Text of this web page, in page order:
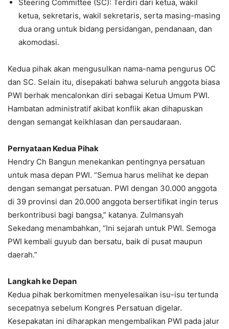
Steering Committee (SC): Terdiri dari ketua, wakil
ketua, sekretaris, wakil sekretaris, serta masing-masing
dua orang untuk bidang persidangan, pendanaan, dan
akomodasi.
Kedua pihak akan mengusulkan nama-nama pengurus OC
dan SC. Selain itu, disepakati bahwa seluruh anggota biasa
PWI berhak mencalonkan diri sebagai Ketua Umum PWI.
Hambatan administratif akibat konflik akan dihapuskan
dengan semangat keikhlasan dan persaudaraan.
Pernyataan Kedua Pihak
Hendry Ch Bangun menekankan pentingnya persatuan
untuk masa depan PWI. “Semua harus melihat ke depan
dengan semangat persatuan. PWI dengan 30.000 anggota
di 39 provinsi dan 20.000 anggota bersertifikat ingin terus
berkontribusi bagi bangsa,” katanya. Zulmansyah
Sekedang menambahkan, “Ini sejarah untuk PWI. Semoga
PWI kembali guyub dan bersatu, baik di pusat maupun
daerah.”
Langkah ke Depan
Kedua pihak berkomitmen menyelesaikan isu-isu tertunda
secepatnya sebelum Kongres Persatuan digelar.
Kesepakatan ini diharapkan mengembalikan PWI pada jalur